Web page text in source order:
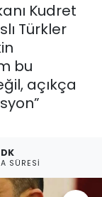
Kudret
Türkler
bu
açıkça
DK
SÜRESI